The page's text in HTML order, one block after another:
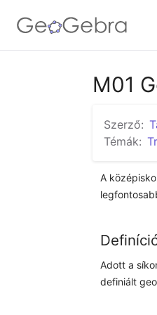
M01
Szerző:
Témák:
﻿A
﻿Adott a
definiált